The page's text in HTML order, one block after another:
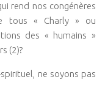
rend nos congénères
tous « Charly » ou
des « humains »
(2)?
ne soyons pas